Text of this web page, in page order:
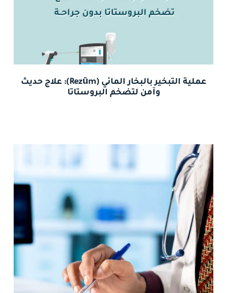
عملية التبخير بالبخار المائي (Rezūm): علاج حديث
وآمن لتضخم البروستاتا